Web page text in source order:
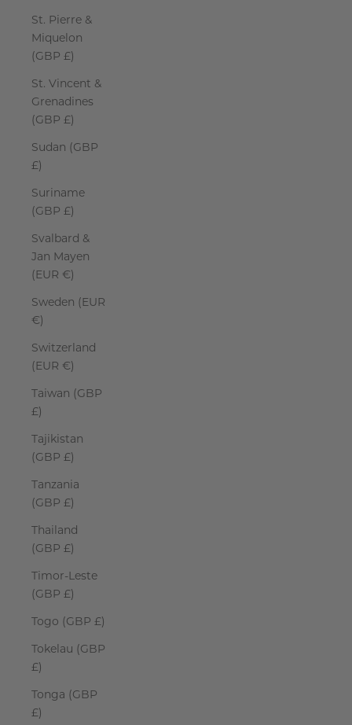
St. Pierre &
Miquelon
(GBP £)
St. Vincent &
Grenadines
(GBP £)
Sudan (GBP
£)
Suriname
(GBP £)
Svalbard &
Jan Mayen
(EUR €)
Sweden (EUR
€)
Switzerland
(EUR €)
Taiwan (GBP
£)
Tajikistan
(GBP £)
Tanzania
(GBP £)
Thailand
(GBP £)
Timor-Leste
(GBP £)
Togo (GBP £)
Tokelau (GBP
£)
Tonga (GBP
£)